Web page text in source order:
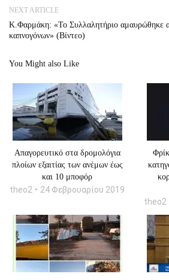
NEXT ARTICLE
Κ.Φαρμάκη: «Το Συλλαλητήριο αμαυρώθηκε
καπνογόνων» (Βίντεο)
You Might also Like
Απαγορευτικό στα δρομολόγια
πλοίων εξαιτίας των ανέμων έως
και 10 μποφόρ
theo2 24 Φεβρουαρίου 2019
theo2